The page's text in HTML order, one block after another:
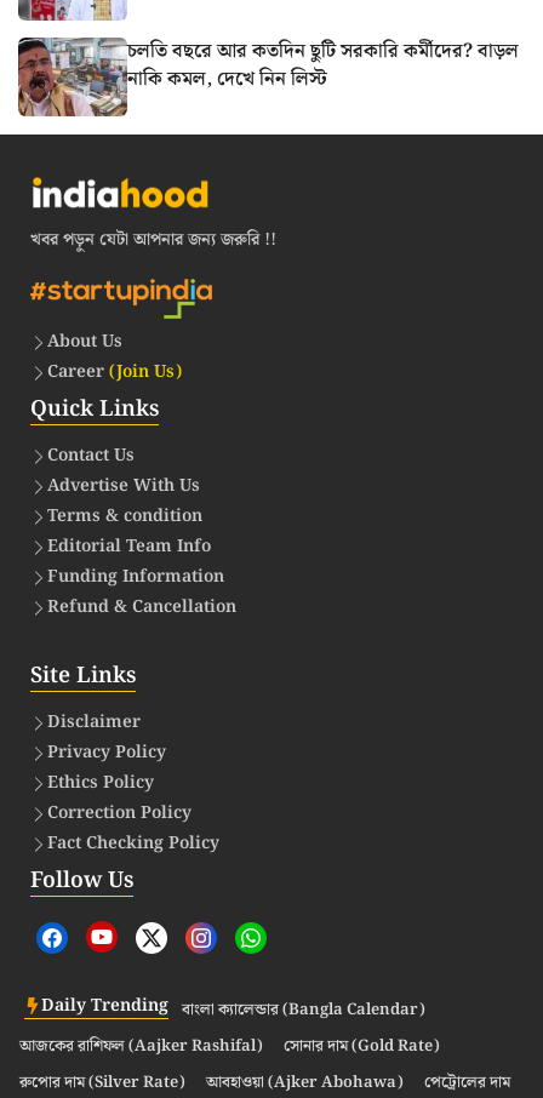
চলতি বছরে আর কতদিন ছুটি সরকারি কর্মীদের? বাড়ল
নাকি কমল, দেখে নিন লিস্ট
খবর পড়ুন যেটা আপনার জন্য জরুরি !!
About Us
Career(Join Us)
Quick Links
Contact Us
Advertise With Us
Terms & condition
Editorial Team Info
Funding Information
Refund & Cancellation
Site Links
Disclaimer
Privacy Policy
Ethics Policy
Correction Policy
Fact Checking Policy
Follow Us
Daily Trending বাংলা ক্যালেন্ডার (Bangla Calendar)
আজকের রাশিফল (Aajker Rashifal)
সোনার দাম (Gold Rate)
রুপোর দাম (Silver Rate)
আবহাওয়া (Ajker Abohawa) পেট্রোলের দাম